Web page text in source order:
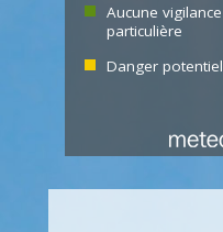
Aucune vigilance
particulière
Danger potentiel